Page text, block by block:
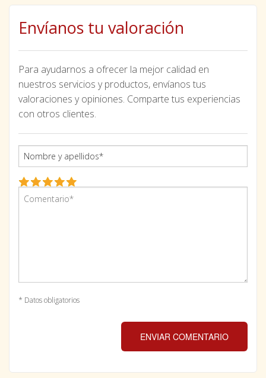
Envíanos tu valoración
Para ayudarnos a ofrecer la mejor calidad en
nuestros servicios y productos, envíanos tus
valoraciones y opiniones. Comparte tus experiencias
con otros clientes.
* Datos obligatorios
ENVIAR COMENTARIO